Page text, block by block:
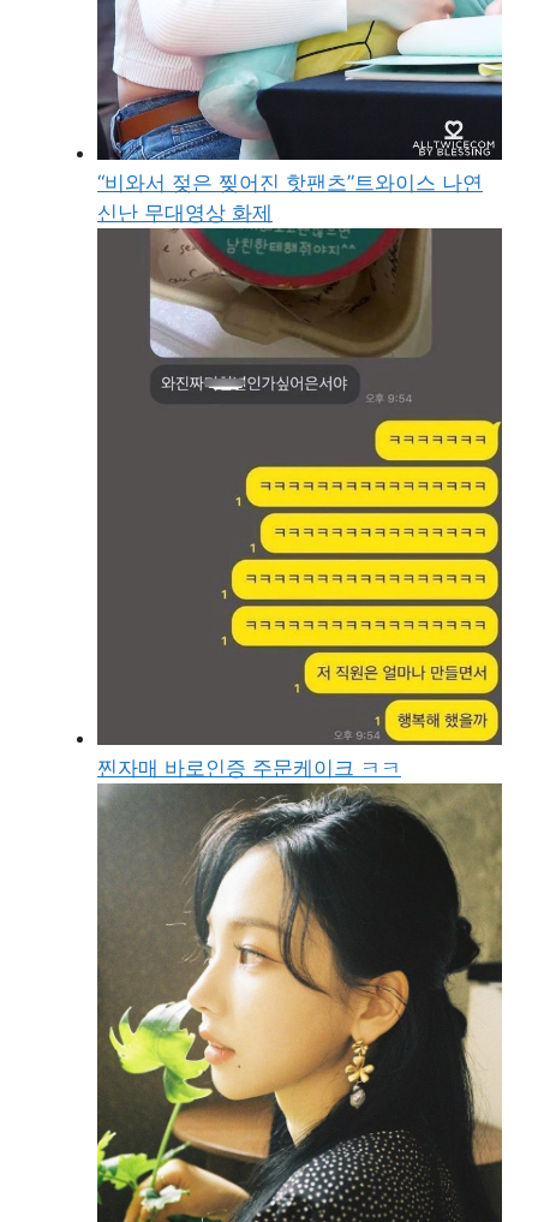
“비와서 젖은 찢어진 핫팬츠”트와이스 나연
신난 무대영상 화제
찐자매 바로인증 주문케이크 ㅋㅋ